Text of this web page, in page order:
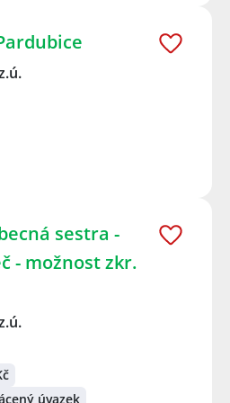
sestra -
- možnost zkr.
úvazek